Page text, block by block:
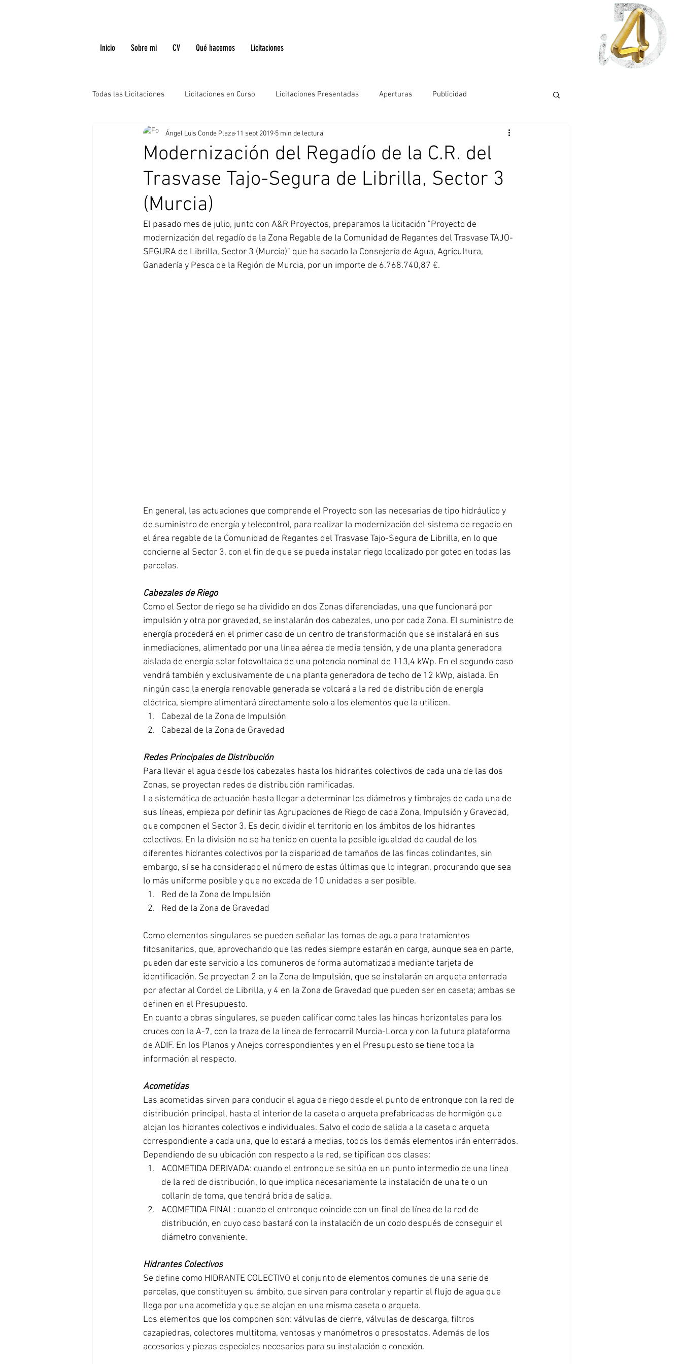
Inicio Sobre mi CV Qué hacemos Licitaciones
Todas las Licitaciones Licitaciones en Curso Licitaciones Presentadas Aperturas Publicidad
Modernización del Regadío de la C.R. del
Trasvase Tajo-Segura de Librilla, Sector 3
(Murcia)
Ángel Luis Conde Plaza 11 sept 2019 5 min de lectura
El pasado mes de julio, junto con A&R Proyectos, preparamos la licitación "Proyecto de
modernización del regadío de la Zona Regable de la Comunidad de Regantes del Trasvase TAJO-
SEGURA de Librilla, Sector 3 (Murcia)" que ha sacado la Consejería de Agua, Agricultura,
Ganadería y Pesca de la Región de Murcia, por un importe de 6.768.740,87 €.
En general, las actuaciones que comprende el Proyecto son las necesarias de tipo hidráulico y
de suministro de energía y telecontrol, para realizar la modernización del sistema de regadío en
el área regable de la Comunidad de Regantes del Trasvase Tajo-Segura de Librilla, en lo que
concierne al Sector 3, con el fin de que se pueda instalar riego localizado por goteo en todas las
parcelas.
Cabezales de Riego
Como el Sector de riego se ha dividido en dos Zonas diferenciadas, una que funcionará por
impulsión y otra por gravedad, se instalarán dos cabezales, uno por cada Zona. El suministro de
energía procederá en el primer caso de un centro de transformación que se instalará en sus
inmediaciones, alimentado por una línea aérea de media tensión, y de una planta generadora
aislada de energía solar fotovoltaica de una potencia nominal de 113,4 kWp. En el segundo caso
vendrá también y exclusivamente de una planta generadora de techo de 12 kWp, aislada. En
ningún caso la energía renovable generada se volcará a la red de distribución de energía
eléctrica, siempre alimentará directamente solo a los elementos que la utilicen.
Cabezal de la Zona de Impulsión
Cabezal de la Zona de Gravedad
Redes Principales de Distribución
Para llevar el agua desde los cabezales hasta los hidrantes colectivos de cada una de las dos
Zonas, se proyectan redes de distribución ramificadas.
La sistemática de actuación hasta llegar a determinar los diámetros y timbrajes de cada una de
sus líneas, empieza por definir las Agrupaciones de Riego de cada Zona, Impulsión y Gravedad,
que componen el Sector 3. Es decir, dividir el territorio en los ámbitos de los hidrantes
colectivos. En la división no se ha tenido en cuenta la posible igualdad de caudal de los
diferentes hidrantes colectivos por la disparidad de tamaños de las fincas colindantes, sin
embargo, sí se ha considerado el número de estas últimas que lo integran, procurando que sea
lo más uniforme posible y que no exceda de 10 unidades a ser posible.
Red de la Zona de Impulsión
Red de la Zona de Gravedad
Como elementos singulares se pueden señalar las tomas de agua para tratamientos
fitosanitarios, que, aprovechando que las redes siempre estarán en carga, aunque sea en parte,
pueden dar este servicio a los comuneros de forma automatizada mediante tarjeta de
identificación. Se proyectan 2 en la Zona de Impulsión, que se instalarán en arqueta enterrada
por afectar al Cordel de Librilla, y 4 en la Zona de Gravedad que pueden ser en caseta; ambas se
definen en el Presupuesto.
En cuanto a obras singulares, se pueden calificar como tales las hincas horizontales para los
cruces con la A-7, con la traza de la línea de ferrocarril Murcia-Lorca y con la futura plataforma
de ADIF. En los Planos y Anejos correspondientes y en el Presupuesto se tiene toda la
información al respecto.
Acometidas
Las acometidas sirven para conducir el agua de riego desde el punto de entronque con la red de
distribución principal, hasta el interior de la caseta o arqueta prefabricadas de hormigón que
alojan los hidrantes colectivos e individuales. Salvo el codo de salida a la caseta o arqueta
correspondiente a cada una, que lo estará a medias, todos los demás elementos irán enterrados.
Dependiendo de su ubicación con respecto a la red, se tipifican dos clases:
ACOMETIDA DERIVADA: cuando el entronque se sitúa en un punto intermedio de una línea
de la red de distribución, lo que implica necesariamente la instalación de una te o un
collarín de toma, que tendrá brida de salida.
ACOMETIDA FINAL: cuando el entronque coincide con un final de línea de la red de
distribución, en cuyo caso bastará con la instalación de un codo después de conseguir el
diámetro conveniente.
Hidrantes Colectivos
Se define como HIDRANTE COLECTIVO el conjunto de elementos comunes de una serie de
parcelas, que constituyen su ámbito, que sirven para controlar y repartir el flujo de agua que
llega por una acometida y que se alojan en una misma caseta o arqueta.
Los elementos que los componen son: válvulas de cierre, válvulas de descarga, filtros
cazapiedras, colectores multitoma, ventosas y manómetros o presostatos. Además de los
accesorios y piezas especiales necesarios para su instalación o conexión.